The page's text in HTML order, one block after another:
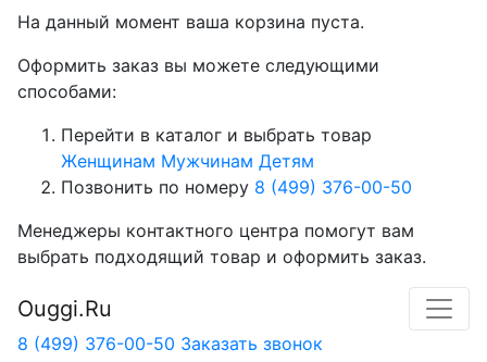
На данный момент ваша корзина пуста.
Оформить заказ вы можете следующими
способами:
Перейти в каталог и выбрать товар
Женщинам Мужчинам Детям
Позвонить по номеру 8 (499) 376-00-50
Менеджеры контактного центра помогут вам
выбрать подходящий товар и оформить заказ.
Ouggi.Ru
8 (499) 376-00-50 Заказать звонок